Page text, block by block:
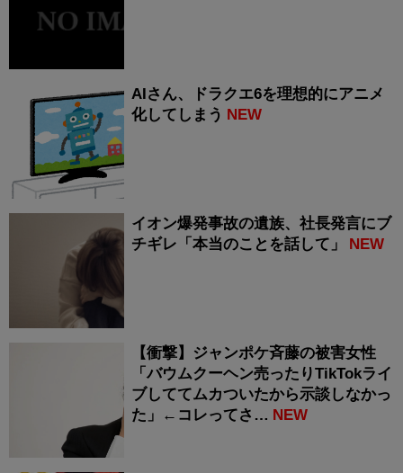
AIさん、ドラクエ6を理想的にアニメ
化してしまう NEW
イオン爆発事故の遺族、社長発言にブ
チギレ「本当のことを話して」
NEW
【衝撃】ジャンポケ斉藤の被害女性
「バウムクーヘン売ったりTikTokライ
ブしててムカついたから示談しなかっ
た」←コレってさ… NEW